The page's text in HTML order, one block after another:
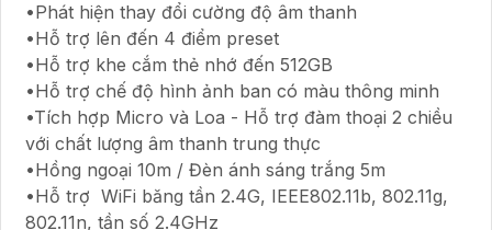
•Phát hiện thay đổi cường độ âm thanh
•Hỗ trợ lên đến 4 điểm preset
•Hỗ trợ khe cắm thẻ nhớ đến 512GB
•Hỗ trợ chế độ hình ảnh ban có màu thông minh
•Tích hợp Micro và Loa - Hỗ trợ đàm thoại 2 chiều
với chất lượng âm thanh trung thực
•Hồng ngoại 10m / Đèn ánh sáng trắng 5m
•Hỗ trợ WiFi băng tần 2.4G, IEEE802.11b, 802.11g,
802.11n, tần số 2.4GHz